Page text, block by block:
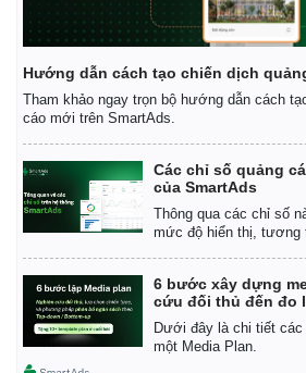
Hướng dẫn cách tạo chiến dịch
Tham khảo ngay trọn bộ hướng dẫn cách
cáo mới trên SmartAds.
Các chỉ số quảng
của SmartAds
Thông qua các chỉ số
mức độ hiển thị, tương
6 bước xây dựng
cứu đối thủ đến đo
Dưới đây là chi tiết
một Media Plan.